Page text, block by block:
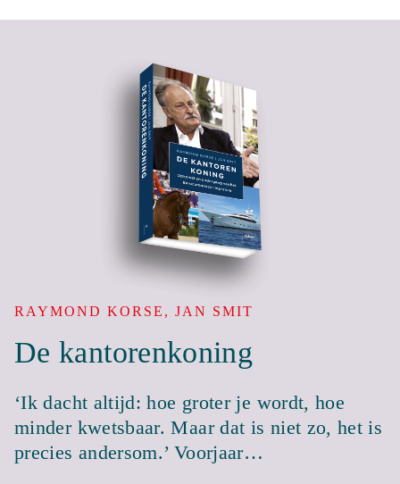
RAYMOND KORSE, JAN SMIT
De kantorenkoning
‘Ik dacht altijd: hoe groter je wordt, hoe
minder kwetsbaar. Maar dat is niet zo, het is
precies andersom.’ Voorjaar…